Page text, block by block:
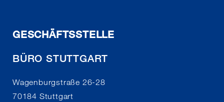
GESCHÄFTSSTELLE
BÜRO STUTTGART
Wagenburgstraße 26-28
70184 Stuttgart